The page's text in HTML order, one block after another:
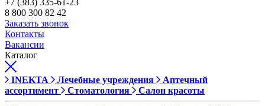
+7 (383) 335-61-23
8 800 300 82 42
Заказать звонок
Контакты
Вакансии
Каталог
INEKTA Лечебные учреждения
Аптечный
ассортимент
Стоматология Салон красоты